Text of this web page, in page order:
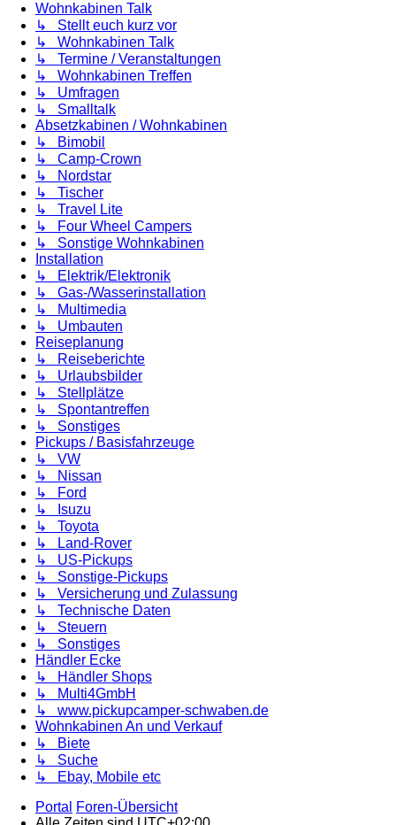
Wohnkabinen Talk
↳ Stellt euch kurz vor
↳ Wohnkabinen Talk
↳ Termine / Veranstaltungen
↳ Wohnkabinen Treffen
↳ Umfragen
↳ Smalltalk
Absetzkabinen / Wohnkabinen
↳ Bimobil
↳ Camp-Crown
↳ Nordstar
↳ Tischer
↳ Travel Lite
↳ Four Wheel Campers
↳ Sonstige Wohnkabinen
Installation
↳ Elektrik/Elektronik
↳ Gas-/Wasserinstallation
↳ Multimedia
↳ Umbauten
Reiseplanung
↳ Reiseberichte
↳ Urlaubsbilder
↳ Stellplätze
↳ Spontantreffen
↳ Sonstiges
Pickups / Basisfahrzeuge
↳ VW
↳ Nissan
↳ Ford
↳ Isuzu
↳ Toyota
↳ Land-Rover
↳ US-Pickups
↳ Sonstige-Pickups
↳ Versicherung und Zulassung
↳ Technische Daten
↳ Steuern
↳ Sonstiges
Händler Ecke
↳ Händler Shops
↳ Multi4GmbH
↳ www.pickupcamper-schwaben.de
Wohnkabinen An und Verkauf
↳ Biete
↳ Suche
↳ Ebay, Mobile etc
Portal Foren-Übersicht